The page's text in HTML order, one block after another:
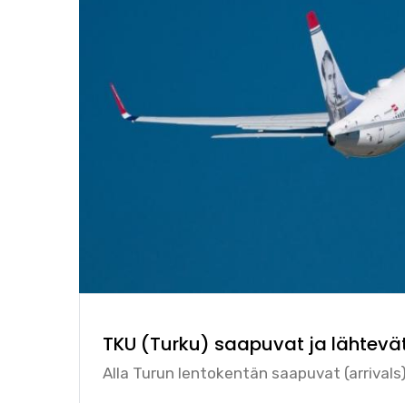
TKU (Turku) saapuvat ja
Alla Turun lentokentän saapuvat